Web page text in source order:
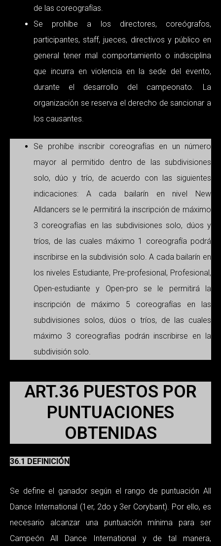
de las coreografías.
Se prohíbe a los directores, coreógrafos,
participantes, staff, jueces, directivos y público en
general tener mal comportamiento o indisciplina
que incurra en violencia en la sede del evento,
durante el desarrollo del campeonato. La
organización se reserva el derecho de sancionar a
los causantes.
Se prohíbe inscribir coreografías en un número
mayor al permitido dentro de las subdivisiones
solo, dúo y trío, de acuerdo con las siguientes
indicaciones: A cada bailarín en nivel New
Alldancers se le permitirá la inscripción de máximo
3 coreografías en las subdivisiones solo, dúos y
tríos, de las cuales máximo 1 coreografía podrá
inscribirse en la subdivisión solo. A cada bailarín en
los niveles Estudiante, Pre-profesional, Profesional,
Open-estudiante y Open-pro se le permitirá la
inscripción de máximo 5 coreografías en las
subdivisiones solos, dúos o tríos, de las cuales
máximo 3 coreografías podrán inscribirse en la
subdivisión solo.
ART.36 PUESTOS POR
PUNTUACIONES
OBTENIDAS
36.1 DEFINICIÓN
Se define el ganador según el rango de puntuación All
Dance International (1er, 2do y 3er Corybant). Por ello, es
necesario alcanzar una puntuación mínima para ser
Campeón All Dance International y de tal manera,